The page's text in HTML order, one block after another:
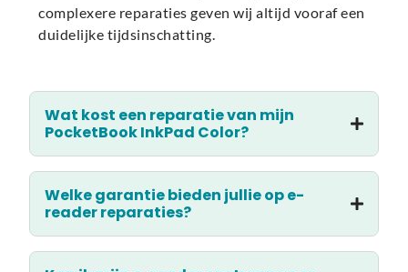
complexere reparaties geven wij altijd vooraf een
duidelijke tijdsinschatting.
Wat kost een reparatie van mijn
PocketBook InkPad Color?
Welke garantie bieden jullie op e-
reader reparaties?